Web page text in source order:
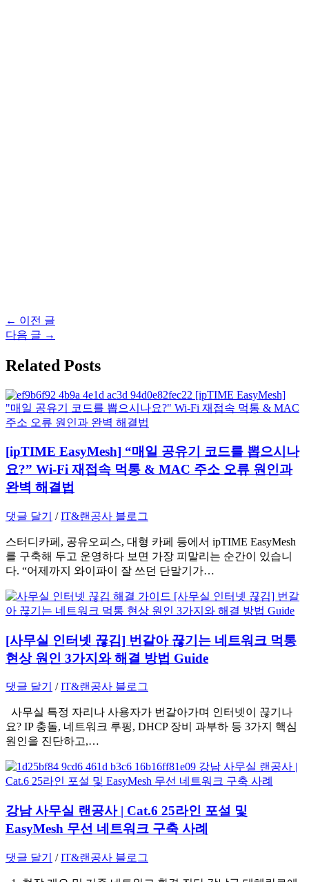
글
탐
← 이전 글
다음 글 →
Related Posts
[ipTIME EasyMesh] “매일 공유기 코드를 뽑으시나
요?” Wi-Fi 재접속 먹통 & MAC 주소 오류 원인과
완벽 해결법
댓글 달기 /IT&랜공사 블로그
스터디카페, 공유오피스, 대형 카페 등에서 ipTIME EasyMesh
를 구축해 두고 운영하다 보면 가장 피말리는 순간이 있습니
다. “어제까지 와이파이 잘 쓰던 단말기가…
[사무실 인터넷 끊김] 번갈아 끊기는 네트워크 먹통
현상 원인 3가지와 해결 방법 Guide
댓글 달기 /IT&랜공사 블로그
사무실 특정 자리나 사용자가 번갈아가며 인터넷이 끊기나
요? IP 충돌, 네트워크 루핑, DHCP 장비 과부하 등 3가지 핵심
원인을 진단하고,…
강남 사무실 랜공사 | Cat.6 25라인 포설 및
EasyMesh 무선 네트워크 구축 사례
댓글 달기 /IT&랜공사 블로그